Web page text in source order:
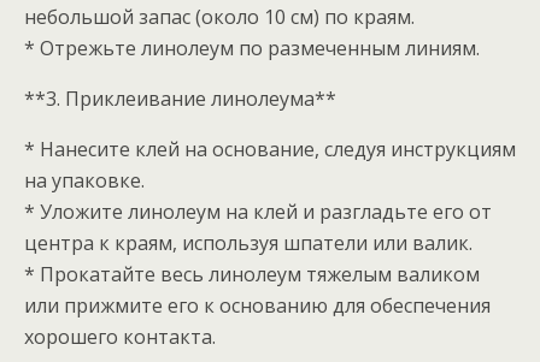
небольшой запас (около 10 см) по краям.
* Отрежьте линолеум по размеченным линиям.
**3. Приклеивание линолеума**
* Нанесите клей на основание, следуя инструкциям
на упаковке.
* Уложите линолеум на клей и разгладьте его от
центра к краям, используя шпатели или валик.
* Прокатайте весь линолеум тяжелым валиком
или прижмите его к основанию для обеспечения
хорошего контакта.